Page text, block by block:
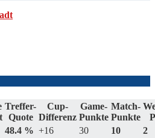
Treffer-
Quote
Cup-
Differenz
Game-
Punkte
Match-
Punkte
48.4 % +16 30 10
2